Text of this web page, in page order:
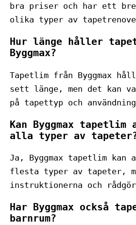
bra priser och har ett
olika typer av
Hur länge håller
Byggmax?
Tapetlim från Byggmax
sett länge, men det kan
på tapettyp och
Kan Byggmax tapetlim
alla typer av
Ja, Byggmax tapetlim kan
flesta typer av tapeter,
instruktionerna och
Har Byggmax också
barnrum?